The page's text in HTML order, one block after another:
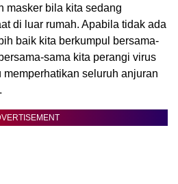
masker bila kita sedang
di luar rumah. Apabila tidak ada
baik kita berkumpul bersama-
sama kita perangi virus
seluruh anjuran